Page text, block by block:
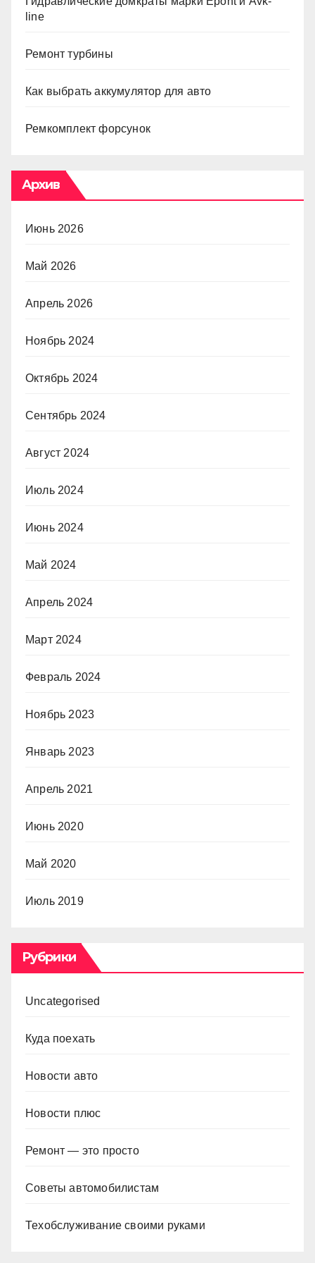
line
Ремонт турбины
Как выбрать аккумулятор для авто
Ремкомплект форсунок
Архив
Июнь 2026
Май 2026
Апрель 2026
Ноябрь 2024
Октябрь 2024
Сентябрь 2024
Август 2024
Июль 2024
Июнь 2024
Май 2024
Апрель 2024
Март 2024
Февраль 2024
Ноябрь 2023
Январь 2023
Апрель 2021
Июнь 2020
Май 2020
Июль 2019
Рубрики
Uncategorised
Куда поехать
Новости авто
Новости плюс
Ремонт — это просто
Советы автомобилистам
Техобслуживание своими руками